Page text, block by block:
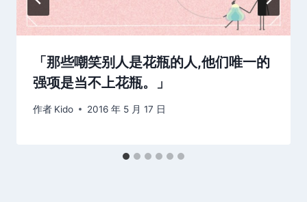
「那些嘲笑别人是花瓶的人,他们唯一的
强项是当不上花瓶。」
作者 Kido 2016 年 5 月 17 日